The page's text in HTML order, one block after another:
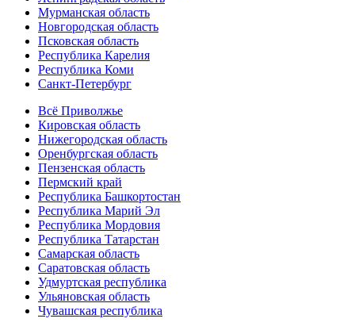
Мурманская область
Новгородская область
Псковская область
Республика Карелия
Республика Коми
Санкт-Петербург
Всё Приволжье
Кировская область
Нижегородская область
Оренбургская область
Пензенская область
Пермский край
Республика Башкортостан
Республика Марий Эл
Республика Мордовия
Республика Татарстан
Самарская область
Саратовская область
Удмуртская республика
Ульяновская область
Чувашская республика